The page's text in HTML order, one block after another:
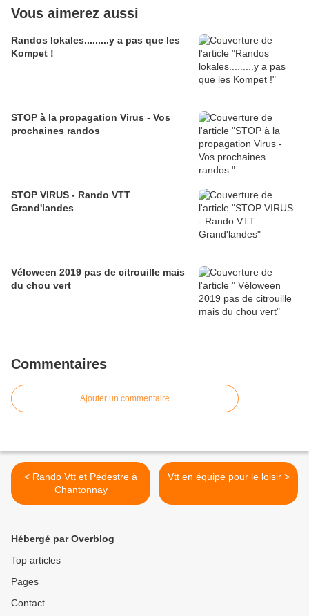
Vous aimerez aussi
Randos lokales.........y a pas que les
Kompet !
STOP à la propagation Virus - Vos
prochaines randos
STOP VIRUS - Rando VTT
Grand'landes
Véloween 2019 pas de citrouille mais
du chou vert
Commentaires
Ajouter un commentaire
< Rando Vtt et Pédestre à
Chantonnay
Vtt en équipe pour le loisir >
Hébergé par Overblog
Top articles
Pages
Contact